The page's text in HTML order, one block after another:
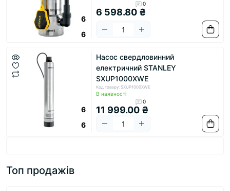
6
6
0
6 598.80 ₴
6
6
Насос свердловинний
електричний STANLEY
SXUP1000XWE
Код товару: SXUP1000XWE
В наявності
0
11 999.00 ₴
Топ продажів